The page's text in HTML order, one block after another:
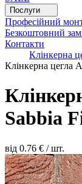
Послуги
Професійний
Безкоштовний
Контакти
Клінкерна
Клінкерна цегла
Sabbia
від 0.76 € / шт.